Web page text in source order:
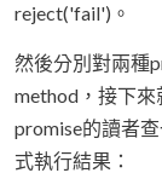
reject('fail')。
然後分別對兩種
method，接下
promise的讀者
式執行結果：